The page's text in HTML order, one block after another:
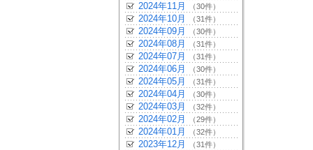
2024年11月 （30件）
2024年10月 （31件）
2024年09月 （30件）
2024年08月 （31件）
2024年07月 （31件）
2024年06月 （30件）
2024年05月 （31件）
2024年04月 （30件）
2024年03月 （32件）
2024年02月 （29件）
2024年01月 （32件）
2023年12月 （31件）